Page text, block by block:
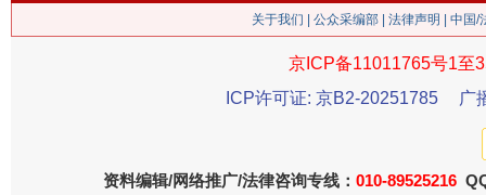
生
关于我们 公众采编部 法律声明 | 中国
京ICP备11011765号1至
ICP许可证: 京B2-20251785
广
资料编辑/网络推广/法律咨询专线： 010-89525216